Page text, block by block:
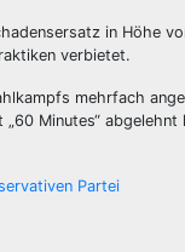
in Höhe
verbietet.
mehrfach
Minutes“ abgelehnt
Partei